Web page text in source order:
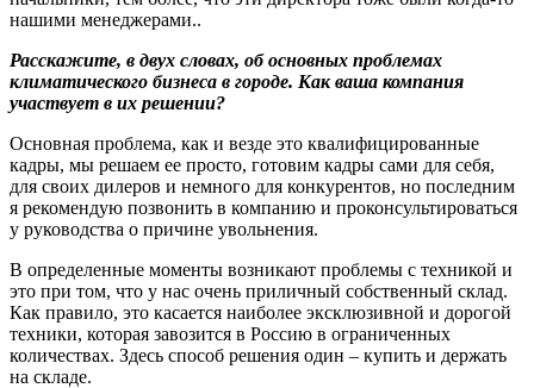
нашими менеджерами..
Расскажите, в двух словах, об основных проблемах
климатического бизнеса в городе. Как ваша компания
участвует в их решении?
Основная проблема, как и везде это квалифицированные
кадры, мы решаем ее просто, готовим кадры сами для себя,
для своих дилеров и немного для конкурентов, но последним
я рекомендую позвонить в компанию и проконсультироваться
у руководства о причине увольнения.
В определенные моменты возникают проблемы с техникой и
это при том, что у нас очень приличный собственный склад.
Как правило, это касается наиболее эксклюзивной и дорогой
техники, которая завозится в Россию в ограниченных
количествах. Здесь способ решения один – купить и держать
на складе.